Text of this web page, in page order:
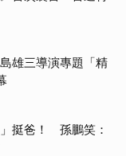
雄三導演專題「精
挺爸！ 孫鵬笑：